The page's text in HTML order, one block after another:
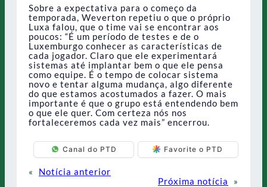
Sobre a expectativa para o começo da
temporada, Weverton repetiu o que o próprio
Luxa falou, que o time vai se encontrar aos
poucos: “É um período de testes e de o
Luxemburgo conhecer as características de
cada jogador. Claro que ele experimentará
sistemas até implantar bem o que ele pensa
como equipe. É o tempo de colocar sistema
novo e tentar alguma mudança, algo diferente
do que estamos acostumados a fazer. O mais
importante é que o grupo está entendendo bem
o que ele quer. Com certeza nós nos
fortaleceremos cada vez mais” encerrou.
Canal do PTD Favorite o PTD
«
Notícia anterior
Próxima notícia
»